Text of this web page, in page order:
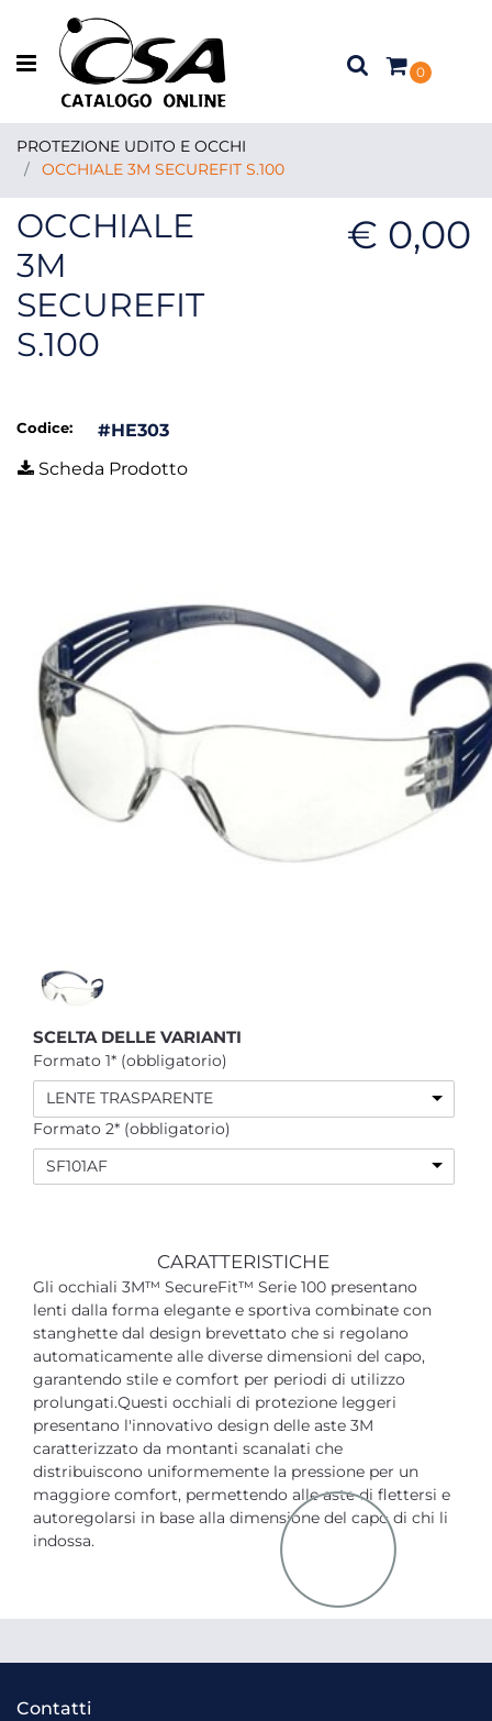
Open menu
0
PROTEZIONE UDITO E OCCHI
OCCHIALE 3M SECUREFIT S.100
OCCHIALE
3M
SECUREFIT
S.100
€ 0,00
Codice:
#HE303
Scheda Prodotto
SCELTA DELLE VARIANTI
Formato 1* (obbligatorio)
LENTE TRASPARENTE
Formato 2* (obbligatorio)
SF101AF
CARATTERISTICHE
Gli occhiali 3M™ SecureFit™ Serie 100 presentano
lenti dalla forma elegante e sportiva combinate con
stanghette dal design brevettato che si regolano
automaticamente alle diverse dimensioni del capo,
garantendo stile e comfort per periodi di utilizzo
prolungati.Questi occhiali di protezione leggeri
presentano l'innovativo design delle aste 3M
caratterizzato da montanti scanalati che
distribuiscono uniformemente la pressione per un
maggiore comfort, permettendo alle aste di flettersi e
autoregolarsi in base alla dimensione del capo di chi li
indossa.
Contatti